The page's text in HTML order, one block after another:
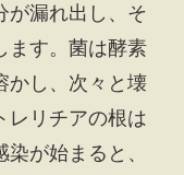
が漏れ出し、そ
ます。菌は酵素
かし、次々と壊
レリチアの根は
が始まると、